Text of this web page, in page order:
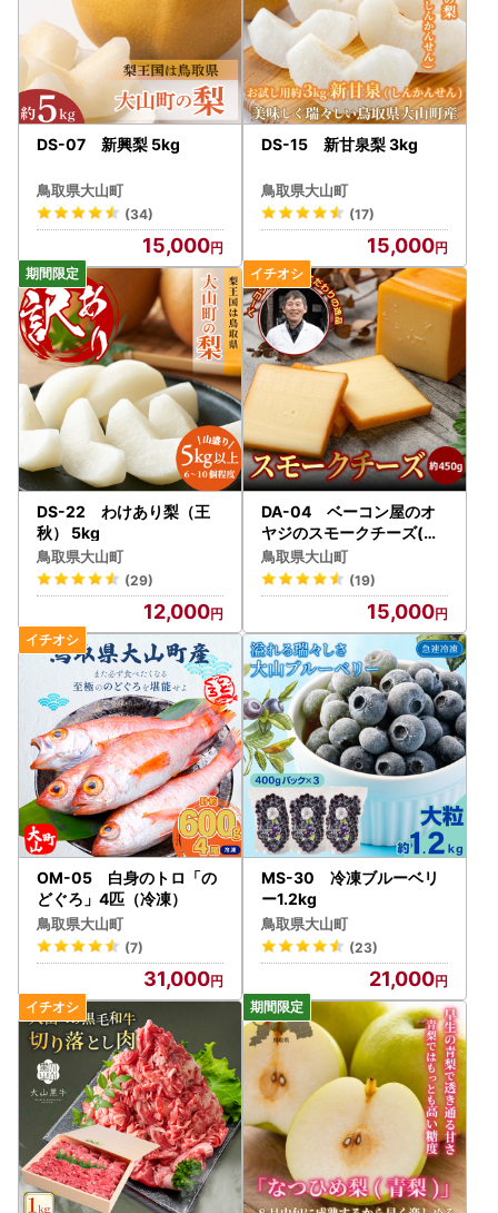
DS-07 新興梨 5kg
鳥取県大山町
(34)
15,000
DS-15 新甘泉梨 3kg
鳥取県大山町
(17)
15,000
DS-22 わけあり梨（王
秋） 5kg
鳥取県大山町
(29)
12,000
DA-04 ベーコン屋のオ
ヤジのスモークチーズ(約
450g)
鳥取県大山町
(19)
15,000
OM-05 白身のトロ「の
どぐろ」4匹（冷凍）
鳥取県大山町
(7)
31,000
MS-30 冷凍ブルーベリ
ー1.2kg
鳥取県大山町
(23)
21,000